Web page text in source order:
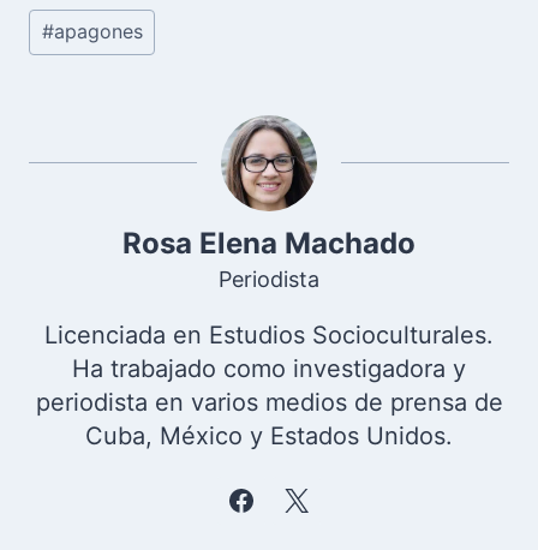
Etiquetas
de
#apagones
Rosa Elena Machado
Periodista
Licenciada en Estudios Socioculturales.
Ha trabajado como investigadora y
periodista en varios medios de prensa de
Cuba, México y Estados Unidos.